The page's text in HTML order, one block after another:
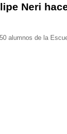
Neri
alumnos de la